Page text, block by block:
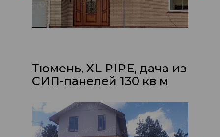
Тюмень, XL PIPE, дача из
СИП-панелей 130 кв м